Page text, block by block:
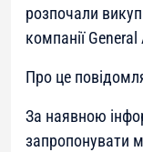
розпочали
компанії
Про це
За наявною
запропонувати